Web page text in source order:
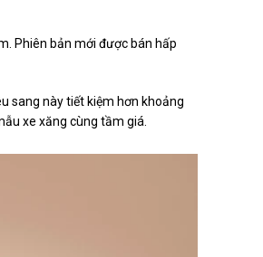
Phiên bản mới được bán hấp
sang này tiết kiệm hơn khoảng
xe xăng cùng tầm giá.